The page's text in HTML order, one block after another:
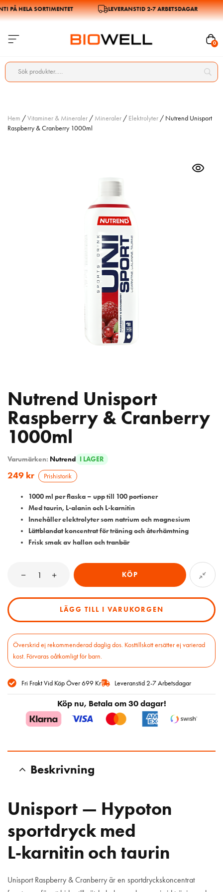
HELA SORTIMENTET LEVERANSTID 2-7 ARBETSDAGAR
0
Hem /Vitaminer & Mineraler / Mineraler / Elektrolyter / Nutrend Unisport
Raspberry & Cranberry 1000ml
Nutrend Unisport
Raspberry & Cranberry
1000ml
Varumärken: Nutrend I LAGER
249 kr Prishistorik
1000 ml per flaska – upp till 100 portioner
Med taurin, L-alanin och L-karnitin
Innehåller elektrolyter som natrium och magnesium
Lättblandat koncentrat för träning och återhämtning
Frisk smak av hallon och tranbär
KÖP
LÄGG TILL I VARUKORGEN
Överskrid ej rekommenderad daglig dos. Kosttillskott ersätter ej varierad
kost. Förvaras oåtkomligt för barn.
Fri Frakt Vid Köp Över 699 Kr Leveranstid 2-7 Arbetsdagar
Köp nu, Betala om 30 dagar!
Beskrivning
Unisport — Hypoton
sportdryck med
L‑karnitin och taurin
Unisport Raspberry & Cranberry är en sportdryckskoncentrat